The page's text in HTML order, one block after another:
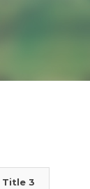
Title 3